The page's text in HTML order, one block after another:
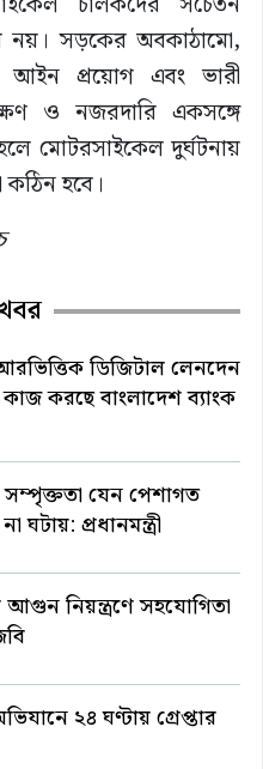
নয়। সড়কের অবকাঠামো,
আইন প্রয়োগ এবং ভারী
ও নজরদারি একসঙ্গে
মোটরসাইকেল দুর্ঘটনায়
কঠিন হবে।
ডিজিটাল লেনদেন
করছে বাংলাদেশ ব্যাংক
যেন পেশাগত
ঘটায়: প্রধানমন্ত্রী
আগুন নিয়ন্ত্রণে সহযোগিতা
২৪ ঘণ্টায় গ্রেপ্তার